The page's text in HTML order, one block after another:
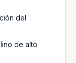
del
de alto